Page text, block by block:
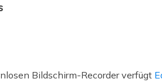
Bildschirm-Recorder verfügt